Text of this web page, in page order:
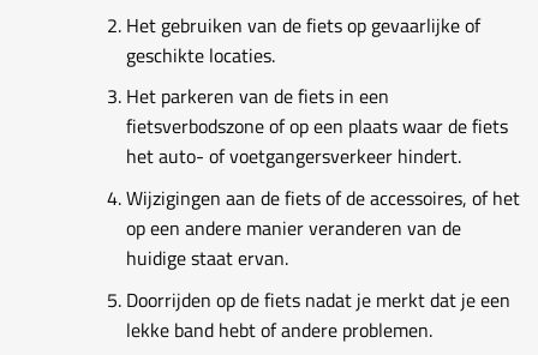
Het gebruiken van de fiets op gevaarlijke of
geschikte locaties.
Het parkeren van de fiets in een
fietsverbodszone of op een plaats waar de fiets
het auto- of voetgangersverkeer hindert.
Wijzigingen aan de fiets of de accessoires, of het
op een andere manier veranderen van de
huidige staat ervan.
Doorrijden op de fiets nadat je merkt dat je een
lekke band hebt of andere problemen.